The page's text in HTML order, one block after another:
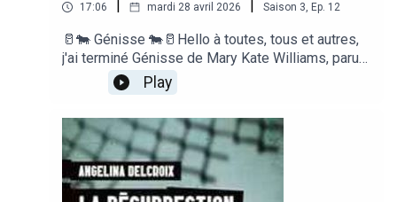
17:06 mardi 28 avril 2026 Saison 3, Ep. 12
🥛🐄 Génisse 🐄🥛Hello à toutes, tous et autres,
j'ai terminé Génisse de Mary Kate Williams, paru
dans la Collection Impact, que je remercie pour
leur confiance. SP non rémunéré ✨📖🌍 Résumé
🌍📖Dans un futur ravagé par le changement
climatique, les terres fertiles ont disparu et
l’élevage n’est plus capable de nourrir la
population. Une entreprise a alors trouvé une
solution aussi dérangeante que rentable :
Play